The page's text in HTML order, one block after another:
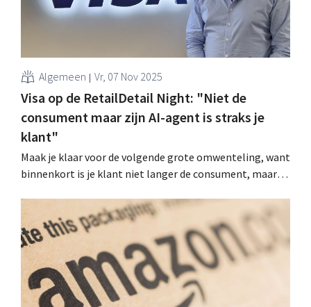
Algemeen Vr, 07 Nov 2025
Visa op de RetailDetail Night: "Niet de
consument maar zijn AI-agent is straks je
klant"
Maak je klaar voor de volgende grote omwenteling, want
binnenkort is je klant niet langer de consument, maar
Development bij Visa België en Luxemburg, is de vierde
grote retailrevolutie op til. .